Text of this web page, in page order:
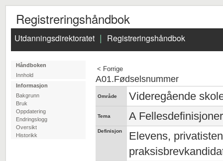
Registreringshåndbok
Utdanningsdirektoratet Registreringshåndbok
Håndboken
Innhold
Informasjon
Bakgrunn
Bruk
Oppdatering
Endringslogg
Oversikt
Historikk
< Forrige
A01.Fødselsnummer
Område Videregående
Tema A
Definisjon
Elevens,